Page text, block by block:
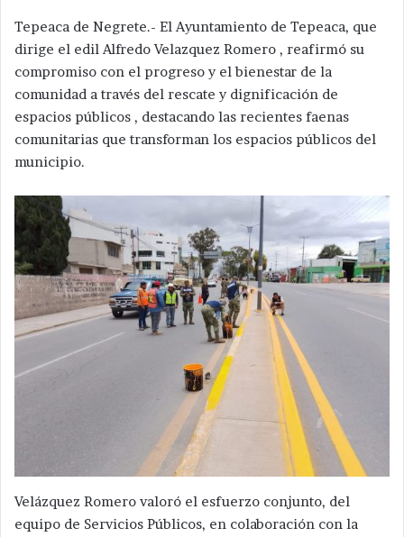
Tepeaca de Negrete.- El Ayuntamiento de Tepeaca, que
dirige el edil Alfredo Velazquez Romero , reafirmó su
compromiso con el progreso y el bienestar de la
comunidad a través del rescate y dignificación de
espacios públicos , destacando las recientes faenas
comunitarias que transforman los espacios públicos del
municipio.
Velázquez Romero valoró el esfuerzo conjunto, del
equipo de Servicios Públicos, en colaboración con la